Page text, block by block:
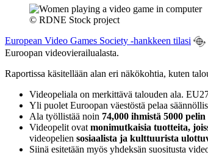
© RDNE Stock project
European Video Games Society -hankkeen tilasi
Euroopan videovierailualasta.
Raportissa käsitellään alan eri näkökohtia, kuten
Videopeliala on merkittävä talouden ala.
Yli puolet Euroopan väestöstä pelaa
Ala työllistää noin 74,000 ihmistä 5000
Videopelit ovat monimutkaisia tuotteita,
videopelien sosiaalista ja kulttuurista
Siinä esitetään myös yhdeksän suositusta